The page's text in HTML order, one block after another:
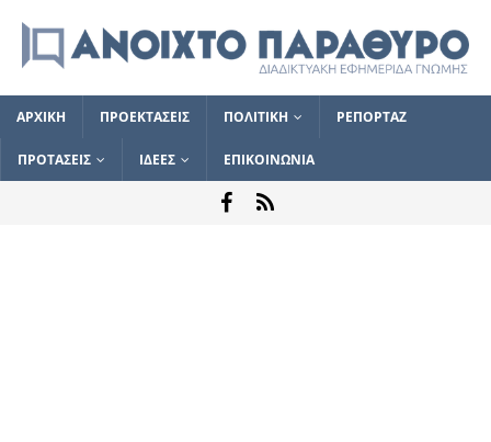
ΑΡΧΙΚΗ ΠΡΟΕΚΤΑΣΕΙΣ ΠΟΛΙΤΙΚΗ ΡΕΠΟΡΤΑΖ
ΠΡΟΤΑΣΕΙΣ ΙΔΕΕΣ ΕΠΙΚΟΙΝΩΝΙΑ